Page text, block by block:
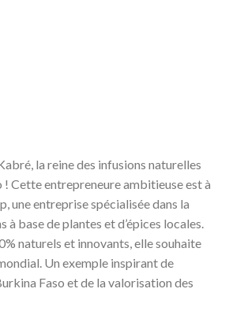
la reine des infusions naturelles
! Cette entrepreneure ambitieuse est à
une entreprise spécialisée dans la
à base de plantes et d’épices locales.
naturels et innovants, elle souhaite
Un exemple inspirant de
Faso et de la valorisation des